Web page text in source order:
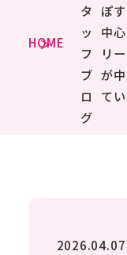
HOME
タ
ッ
フ
ブ
ロ
グ
ぽ
中
リ
が
てい
2026.04.07